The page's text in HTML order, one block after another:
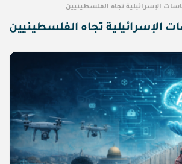
الإسرائيلية تجاه الفلسطينيين
الإسرائيلية تجاه الفلسطينيين